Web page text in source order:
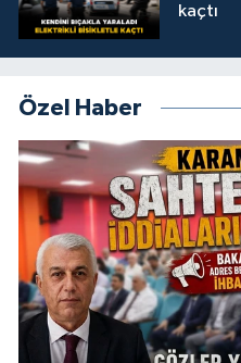
kaçtı
Özel Haber